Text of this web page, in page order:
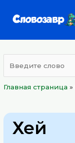
Главная страница »
Хей